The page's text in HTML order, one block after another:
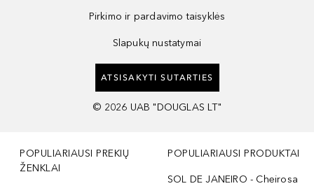
Pirkimo ir pardavimo taisyklės
Slapukų nustatymai
ATSISAKYTI SUTARTIES
© 2026 UAB "DOUGLAS LT"
POPULIARIAUSI PREKIŲ
ŽENKLAI
POPULIARIAUSI PRODUKTAI
SOL DE JANEIRO - Cheirosa